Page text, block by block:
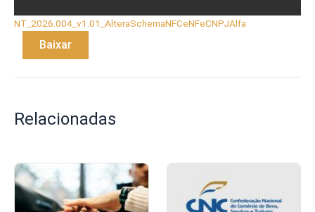
NT_2026.004_v1.01_AlteraSchemaNFCeNFeCNPJAlfa
Baixar
Relacionadas